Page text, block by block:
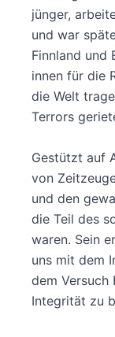
jünger,
und war
Finnland und
innen für die
die Welt
Terrors
Gestützt auf
von
und den
die Teil des
waren. Sein
uns mit dem
dem Versuch
Integrität zu